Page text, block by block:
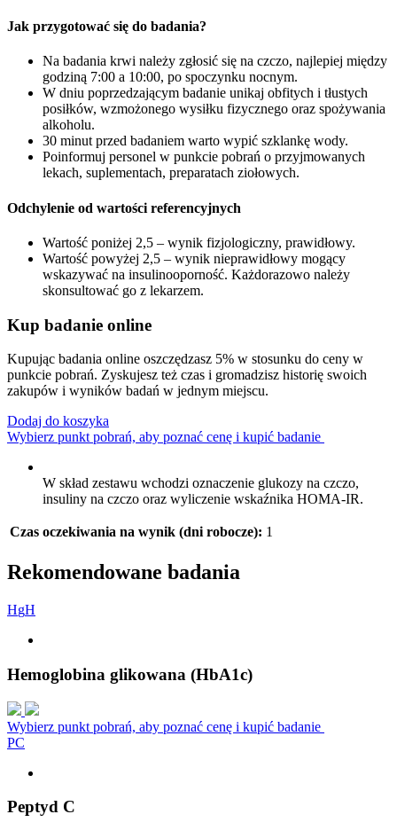
Jak przygotować się do badania?
Na badania krwi należy zgłosić się na czczo, najlepiej między
godziną 7:00 a 10:00, po spoczynku nocnym.
W dniu poprzedzającym badanie unikaj obfitych i tłustych
posiłków, wzmożonego wysiłku fizycznego oraz spożywania
alkoholu.
30 minut przed badaniem warto wypić szklankę wody.
Poinformuj personel w punkcie pobrań o przyjmowanych
lekach, suplementach, preparatach ziołowych.
Odchylenie od wartości referencyjnych
Wartość poniżej 2,5 – wynik fizjologiczny, prawidłowy.
Wartość powyżej 2,5 – wynik nieprawidłowy mogący
wskazywać na insulinooporność. Każdorazowo należy
skonsultować go z lekarzem.
Kup badanie online
Kupując badania online oszczędzasz 5% w stosunku do ceny w
punkcie pobrań. Zyskujesz też czas i gromadzisz historię swoich
zakupów i wyników badań w jednym miejscu.
Dodaj do koszyka
Wybierz punkt pobrań, aby poznać cenę i kupić badanie
W skład zestawu wchodzi oznaczenie glukozy na czczo,
insuliny na czczo oraz wyliczenie wskaźnika HOMA-IR.
Czas oczekiwania na wynik (dni robocze): 1
Rekomendowane badania
HgH
Hemoglobina glikowana (HbA1c)
Wybierz punkt pobrań, aby poznać cenę i kupić badanie
PC
Peptyd C